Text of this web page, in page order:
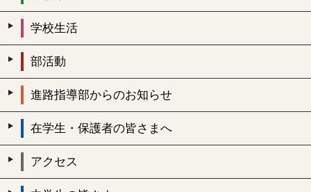
学校生活
部活動
進路指導部からのお知らせ
在学生・保護者の皆さまへ
アクセス